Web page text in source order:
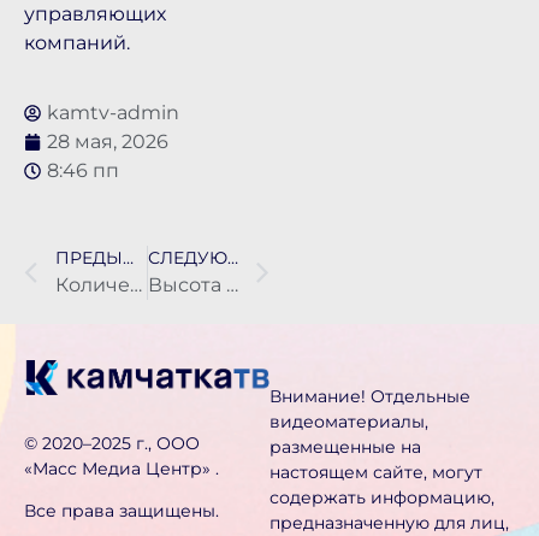
управляющих
компаний.
kamtv-admin
28 мая, 2026
8:46 пп
ПРЕДЫДУЩАЯ НОВОСТЬ
Количество летних авиарейсов с Камчатки в Москву увеличат до пяти в день
СЛЕДУЮЩАЯ НОВОСТЬ
Высота прошлогодней цунами на юге Камчатки достигала высоты пятиэтажного дома
©️ 2020–2025 г., ООО
«Масс Медиа Центр» .
Все права защищены.
Внимание! Отдельные
видеоматериалы,
размещенные на
настоящем сайте, могут
содержать информацию,
предназначен­ную для лиц,